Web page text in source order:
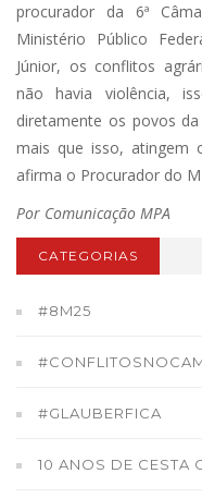
procurador da 6ª
Ministério Público
Júnior, os conflitos
não havia violência,
diretamente os povos
mais que isso, atingem
afirma o Procurador do
Por Comunicação MPA
CATEGORIAS
#8M25
#GLAUBERFICA
10 ANOS DE CESTA